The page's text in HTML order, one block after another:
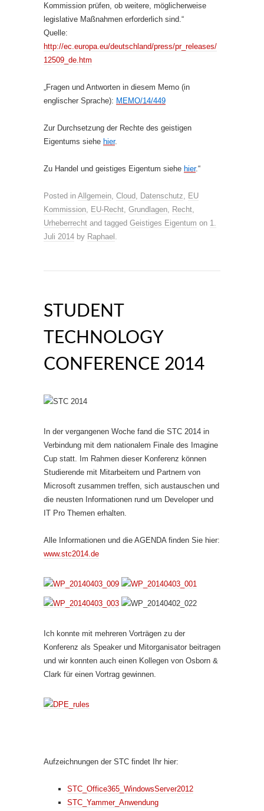
Kommission prüfen, ob weitere, möglicherweise
legislative Maßnahmen erforderlich sind.“
Quelle:
http://ec.europa.eu/deutschland/press/pr_releases/
12509_de.htm
„Fragen und Antworten in diesem Memo (in
englischer Sprache): MEMO/14/449
Zur Durchsetzung der Rechte des geistigen
Eigentums siehe hier.
Zu Handel und geistiges Eigentum siehe hier.“
Posted in Allgemein, Cloud, Datenschutz, EU
Kommission, EU-Recht, Grundlagen, Recht,
Urheberrecht and tagged Geistiges Eigentum on 1.
Juli 2014 by Raphael .
STUDENT
TECHNOLOGY
CONFERENCE 2014
In der vergangenen Woche fand die STC 2014 in
Verbindung mit dem nationalem Finale des Imagine
Cup statt. Im Rahmen dieser Konferenz können
Studierende mit Mitarbeitern und Partnern von
Microsoft zusammen treffen, sich austauschen und
die neusten Informationen rund um Developer und
IT Pro Themen erhalten.
Alle Informationen und die AGENDA finden Sie hier:
www.stc2014.de
Ich konnte mit mehreren Vorträgen zu der
Konferenz als Speaker und Mitorganisator beitragen
und wir konnten auch einen Kollegen von Osborn &
Clark für einen Vortrag gewinnen.
Aufzeichnungen der STC findet Ihr hier:
STC_Office365_WindowsServer2012
STC_Yammer_Anwendung